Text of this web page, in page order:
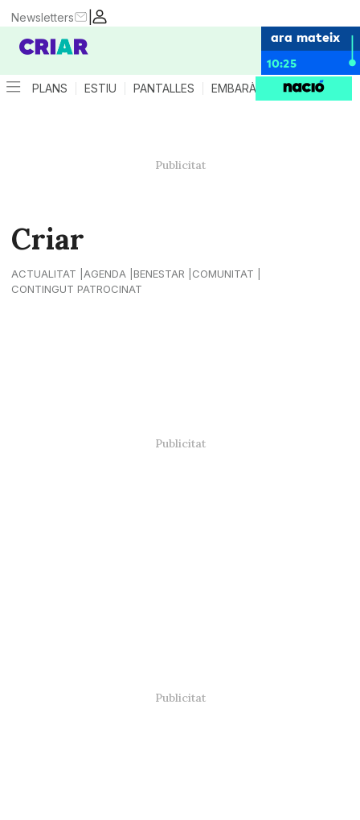
|
Newsletters
ara mateix
10:25
PLANS ESTIU PANTALLES EMBARÀS CRIANÇA
Criar
ACTUALITAT AGENDA BENESTAR
COMUNITAT
CONTINGUT PATROCINAT